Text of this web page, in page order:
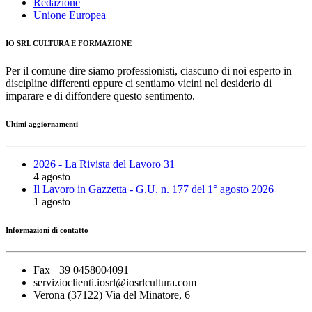
Unione Europea
IO SRL CULTURA E FORMAZIONE
Per il comune dire siamo professionisti, ciascuno di noi esperto in
discipline differenti eppure ci sentiamo vicini nel desiderio di
imparare e di diffondere questo sentimento.
Ultimi aggiornamenti
2026 - La Rivista del Lavoro 31
4 agosto
Il Lavoro in Gazzetta - G.U. n. 177 del 1° agosto 2026
1 agosto
Informazioni di contatto
Fax +39 0458004091
servizioclienti.iosrl@iosrlcultura.com
Verona (37122) Via del Minatore, 6